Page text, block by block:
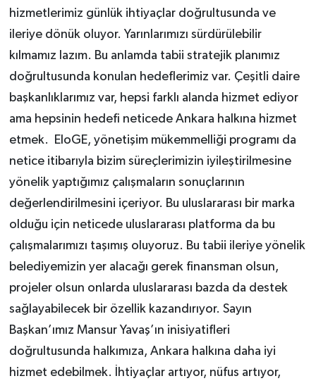
hizmetlerimiz günlük ihtiyaçlar doğrultusunda ve
ileriye dönük oluyor. Yarınlarımızı sürdürülebilir
kılmamız lazım. Bu anlamda tabii stratejik planımız
doğrultusunda konulan hedeflerimiz var. Çeşitli daire
başkanlıklarımız var, hepsi farklı alanda hizmet ediyor
ama hepsinin hedefi neticede Ankara halkına hizmet
etmek. EloGE, yönetişim mükemmelliği programı da
netice itibarıyla bizim süreçlerimizin iyileştirilmesine
yönelik yaptığımız çalışmaların sonuçlarının
değerlendirilmesini içeriyor. Bu uluslararası bir marka
olduğu için neticede uluslararası platforma da bu
çalışmalarımızı taşımış oluyoruz. Bu tabii ileriye yönelik
belediyemizin yer alacağı gerek finansman olsun,
projeler olsun onlarda uluslararası bazda da destek
sağlayabilecek bir özellik kazandırıyor. Sayın
Başkan’ımız Mansur Yavaş’ın inisiyatifleri
doğrultusunda halkımıza, Ankara halkına daha iyi
hizmet edebilmek. İhtiyaçlar artıyor, nüfus artıyor,